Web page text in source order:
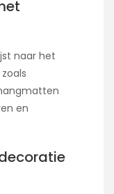
naar het
en